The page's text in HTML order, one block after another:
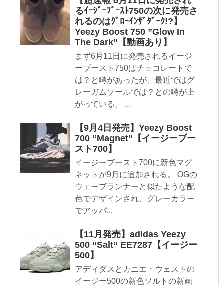
るｲｰｼﾞｰﾌﾞｰｽﾄ750の次に発売さ
れるのはｸﾞﾛｰｲﾝｻﾞﾀﾞｰｸ!?】
Yeezy Boost 750 ”Glow In
The Dark”【動画あり】
まず6月11日に発売されるイージ
ーブースト750はチョコレートで
は？と噂があったが、最近ではグ
レーガムソールでは？との噂が上
がっている。 ...
【9月4日発売】Yeezy Boost
700 “Magnet”【イージーブー
スト700】
イージーブースト700に新色マグ
ネットが9月に追加される。 OGの
ウェーブランナーと似たような配
色でデザインされ、グレーカラー
でアッパ...
【11月発売】adidas Yeezy
500 “Salt” EE7287【イージー
500】
アディダスとカニエ・ウェストの
イージー500の新色ソルトの新画